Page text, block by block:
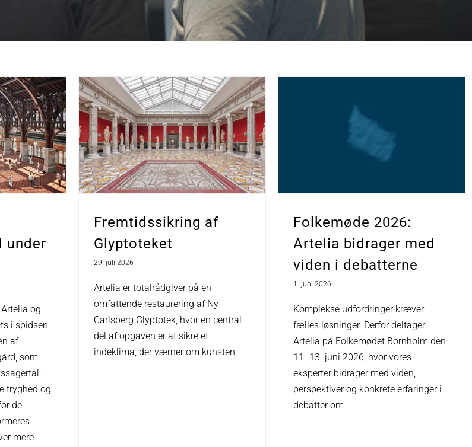
under
og
i spidsen
af
som
tryghed og
de
mere
Fremtidssikring af
Glyptoteket
29. juli 2026
Artelia er totalrådgiver på en
omfattende restaurering af Ny
Carlsberg Glyptotek, hvor en central
del af opgaven er at sikre et
indeklima, der værner om kunsten.
Folkemøde 2026:
Artelia bidrager med
viden i debatterne
1. juni 2026
Komplekse udfordringer kræver
fælles løsninger. Derfor deltager
Artelia på Folkemødet Bornholm den
11.-13. juni 2026, hvor vores
eksperter bidrager med viden,
perspektiver og konkrete erfaringer i
debatter om